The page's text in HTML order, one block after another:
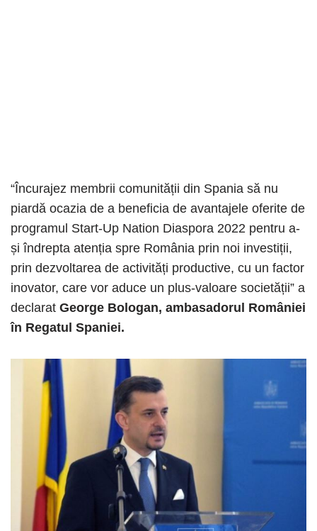
“Încurajez membrii comunității din Spania să nu
piardă ocazia de a beneficia de avantajele oferite de
programul Start-Up Nation Diaspora 2022 pentru a-
și îndrepta atenția spre România prin noi investiții,
prin dezvoltarea de activități productive, cu un factor
inovator, care vor aduce un plus-valoare societății” a
declarat George Bologan, ambasadorul României
în Regatul Spaniei.